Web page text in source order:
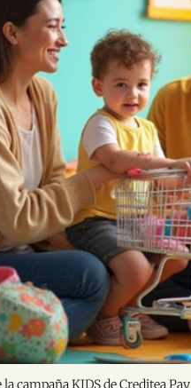
la campaña KIDS de Creditea Pay